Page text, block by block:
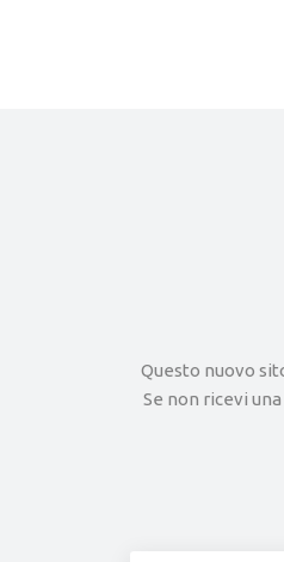
Questo nuovo
Se non ricevi